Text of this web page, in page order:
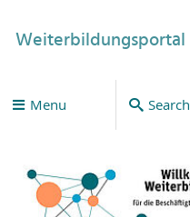
Weiterbildungsportal
Menu Search